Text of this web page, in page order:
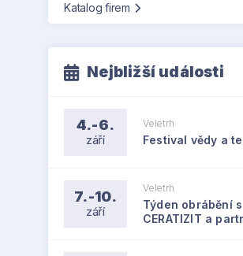
Katalog firem
Nejbližší události
4.-6.
září
Veletrh
Festival vědy a
7.-10.
září
Veletrh
Týden obrábění s
CERATIZIT a